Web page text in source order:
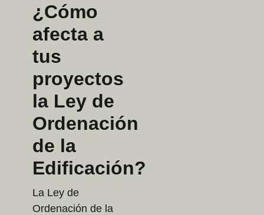
¿Cómo
afecta a
tus
proyectos
la Ley de
Ordenación
de la
Edificación?
La Ley de
Ordenación de la